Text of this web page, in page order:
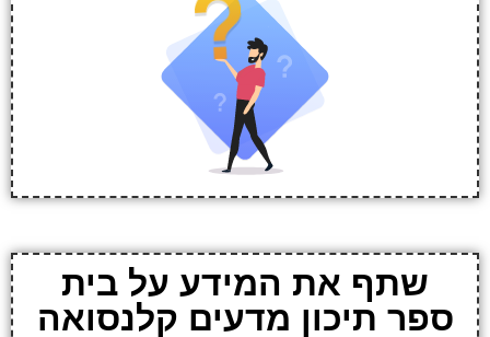
שתף את המידע על בית
ספר תיכון מדעים קלנסואה